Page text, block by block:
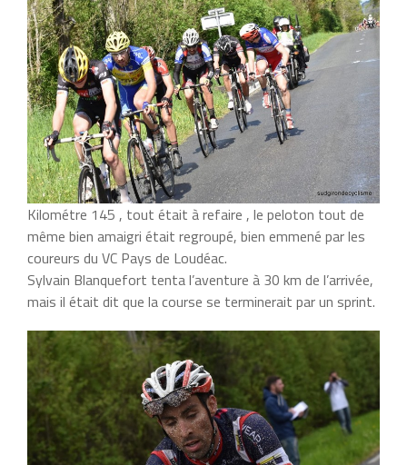
Kilométre 145 , tout était à refaire , le peloton tout de
même bien amaigri était regroupé, bien emmené par les
coureurs du VC Pays de Loudéac.
Sylvain Blanquefort tenta l’aventure à 30 km de l’arrivée,
mais il était dit que la course se terminerait par un sprint.